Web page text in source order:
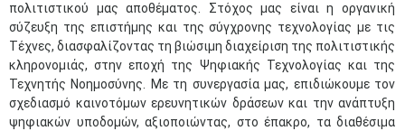
πολιτιστικού μας αποθέματος. Στόχος μας είναι η οργανική
σύζευξη της επιστήμης και της σύγχρονης τεχνολογίας με τις
Τέχνες, διασφαλίζοντας τη βιώσιμη διαχείριση της πολιτιστικής
κληρονομιάς, στην εποχή της Ψηφιακής Τεχνολογίας και της
Τεχνητής Νοημοσύνης. Με τη συνεργασία μας, επιδιώκουμε τον
σχεδιασμό καινοτόμων ερευνητικών δράσεων και την ανάπτυξη
ψηφιακών υποδομών, αξιοποιώντας, στο έπακρο, τα διαθέσιμα